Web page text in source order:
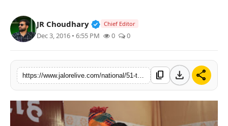
तकनीक
विशेष
बिज़नेस
JR Choudhary Verified Public Figure • 30 Mar,
Chief Editor
Dec 3, 2016 • 6:55 PM 0 0
content_copy download share